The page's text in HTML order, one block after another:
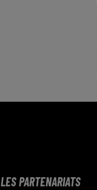
LES PARTENARIATS